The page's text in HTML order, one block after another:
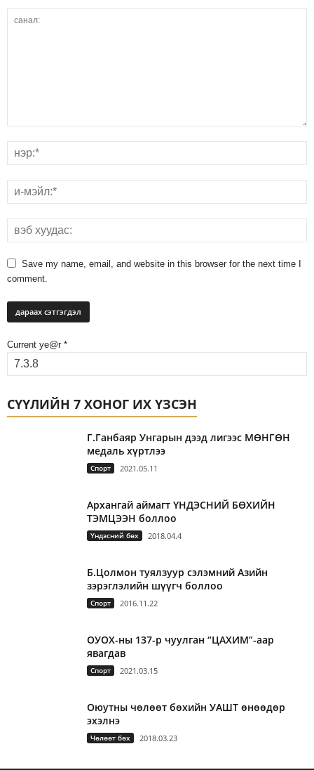
Save my name, email, and website in this browser for the next time I
comment.
Current ye@r *
СҮҮЛИЙН 7 ХОНОГ ИХ ҮЗСЭН
Г.Ганбаяр Унгарын дээд лигээс МӨНГӨН
медаль хүртлээ
Спорт 2021.05.11
Архангай аймагт ҮНДЭСНИЙ БӨХИЙН
ТЭМЦЭЭН боллоо
Үндэсний бөх 2018.04.4
Б.Цолмон туялзуур сэлэмний Азийн
зэрэглэлийн шүүгч боллоо
Спорт 2016.11.22
ОУОХ-ны 137-р чуулган “ЦАХИМ”-аар
явагдав
Спорт 2021.03.15
Оюутны чөлөөт бөхийн УАШТ өнөөдөр
эхэлнэ
Чөлөөт бөх 2018.03.23